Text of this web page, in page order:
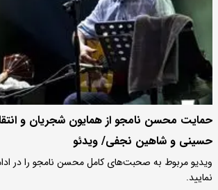
حمایت محسن نامجو از همایون شجریان و انتقاد
حسینی و شاهین نجفی/ ویدئو
ویدیو مربوط به صحبت‌‌های کامل محسن نامجو را در
نمایید.